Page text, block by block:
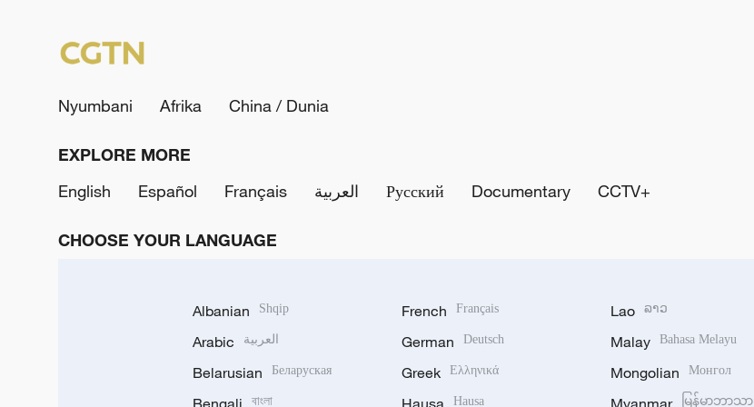
Nyumbani Afrika China / Dunia
EXPLORE MORE
English
Español Français العربية Русский Documentary CCTV+
CHOOSE YOUR LANGUAGE
Albanian Shqip
Arabic العربية
Belarusian Беларуская
Bengali বাংলা
French Français
German Deutsch
Greek Ελληνικά
Hausa Hausa
Lao ລາວ
Malay Bahasa Melayu
Mongolian Монгол
Myanmar မြန်မာဘာသာ